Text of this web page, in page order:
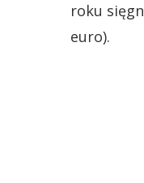
roku
euro).